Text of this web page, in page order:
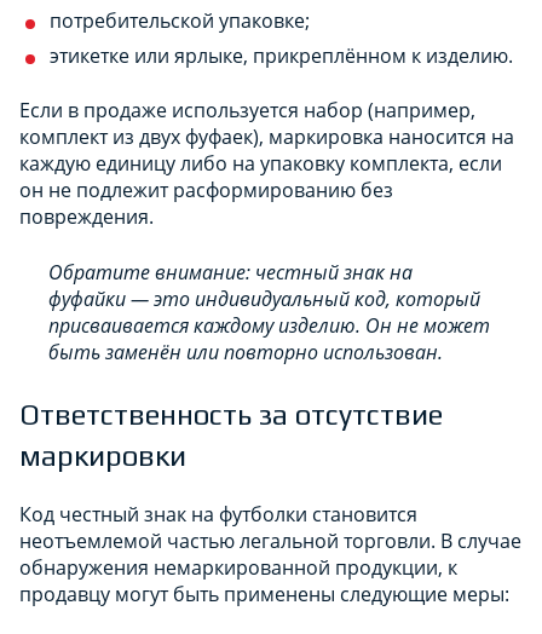
потребительской упаковке;
этикетке или ярлыке, прикреплённом к изделию.
Если в продаже используется набор (например,
комплект из двух фуфаек), маркировка наносится на
каждую единицу либо на упаковку комплекта, если
он не подлежит расформированию без
повреждения.
Обратите внимание: честный знак на
фуфайки — это индивидуальный код, который
присваивается каждому изделию. Он не может
быть заменён или повторно использован.
Ответственность за отсутствие
маркировки
Код честный знак на футболки становится
неотъемлемой частью легальной торговли. В случае
обнаружения немаркированной продукции, к
продавцу могут быть применены следующие меры: